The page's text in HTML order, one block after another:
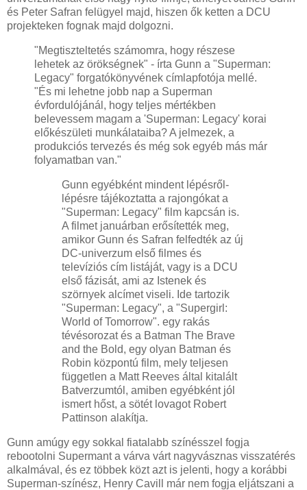
és Peter Safran felügyel majd, hiszen ők ketten a DCU
projekteken fognak majd dolgozni.
"Megtiszteltetés számomra, hogy részese
lehetek az örökségnek" - írta Gunn a "Superman:
Legacy" forgatókönyvének címlapfotója mellé.
"És mi lehetne jobb nap a Superman
évfordulójánál, hogy teljes mértékben
belevessem magam a 'Superman: Legacy' korai
előkészületi munkálataiba? A jelmezek, a
produkciós tervezés és még sok egyéb más már
folyamatban van."
Gunn egyébként mindent lépésről-
lépésre tájékoztatta a rajongókat a
"Superman: Legacy" film kapcsán is.
A filmet januárban erősítették meg,
amikor Gunn és Safran felfedték az új
DC-univerzum első filmes és
televíziós cím listáját, vagy is a DCU
első fázisát, ami az Istenek és
szörnyek alcímet viseli. Ide tartozik
"Superman: Legacy", a "Supergirl:
World of Tomorrow". egy rakás
tévésorozat és a Batman The Brave
and the Bold, egy olyan Batman és
Robin központú film, mely teljesen
független a Matt Reeves által kitalált
Batverzumtól, amiben egyébként jól
ismert hőst, a sötét lovagot Robert
Pattinson alakítja.
Gunn amúgy egy sokkal fiatalabb színésszel fogja
rebootolni Supermant a várva várt nagyvásznas visszatérés
alkalmával, és ez többek közt azt is jelenti, hogy a korábbi
Superman-színész, Henry Cavill már nem fogja eljátszani a